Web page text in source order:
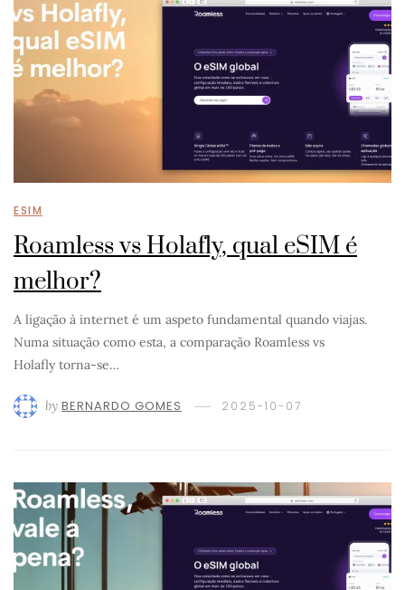
ESIM
Roamless vs Holafly, qual eSIM é
melhor?
A ligação à internet é um aspeto fundamental quando viajas.
Numa situação como esta, a comparação Roamless vs
Holafly torna-se…
by BERNARDO GOMES 2025-10-07